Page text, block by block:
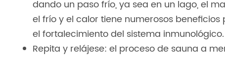
dando un paso frío, ya sea en un lago, el
el frío y el calor tiene numerosos
el fortalecimiento del sistema inmunológico.
Repita y relájese: el proceso de sauna a